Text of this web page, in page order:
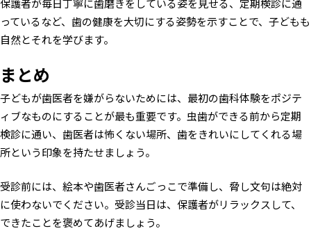
保護者が毎日丁寧に歯磨きをしている姿を見せる、定期検診に通
っているなど、歯の健康を大切にする姿勢を示すことで、子どもも
自然とそれを学びます。
まとめ
子どもが歯医者を嫌がらないためには、最初の歯科体験をポジテ
ィブなものにすることが最も重要です。虫歯ができる前から定期
検診に通い、歯医者は怖くない場所、歯をきれいにしてくれる場
所という印象を持たせましょう。
受診前には、絵本や歯医者さんごっこで準備し、脅し文句は絶対
に使わないでください。受診当日は、保護者がリラックスして、
できたことを褒めてあげましょう。